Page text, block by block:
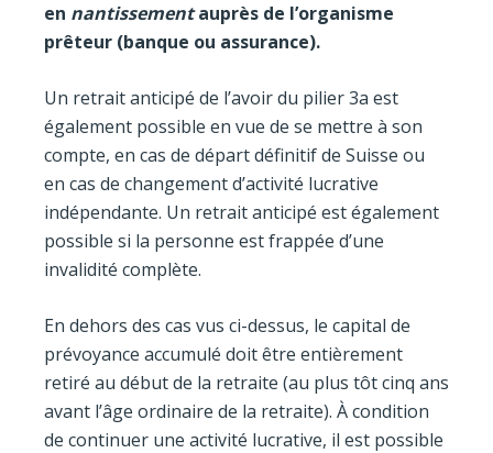
en nantissementauprès de l’organisme
prêteur (banque ou assurance).
Un retrait anticipé de l’avoir du pilier 3a est
également possible en vue de se mettre à son
compte, en cas de départ définitif de Suisse ou
en cas de changement d’activité lucrative
indépendante. Un retrait anticipé est également
possible si la personne est frappée d’une
invalidité complète.
En dehors des cas vus ci-dessus, le capital de
prévoyance accumulé doit être entièrement
retiré au début de la retraite (au plus tôt cinq ans
avant l’âge ordinaire de la retraite). À condition
de continuer une activité lucrative, il est possible